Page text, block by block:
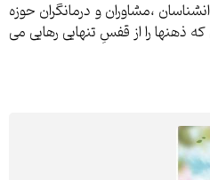
،مشاوران و درمانگران حوزه
را از قفسِ تنهایی رهایی می